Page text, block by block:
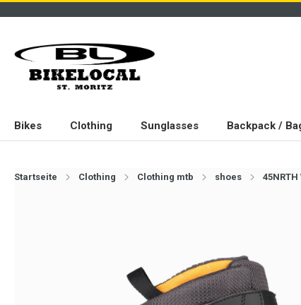
Bikes Clothing Sunglasses Backpack /
Startseite Clothing Clothing mtb shoes